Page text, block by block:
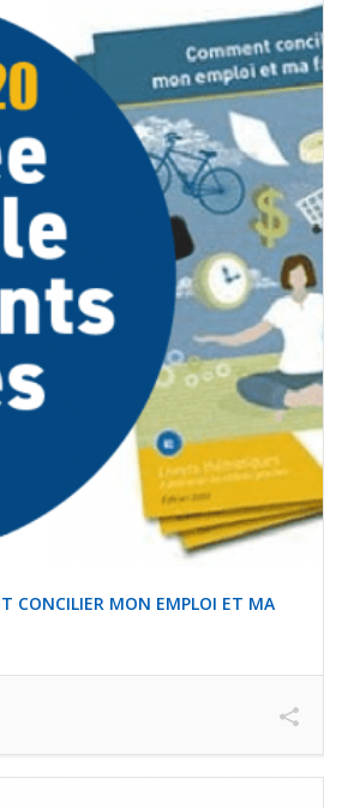
CONCILIER MON EMPLOI ET MA